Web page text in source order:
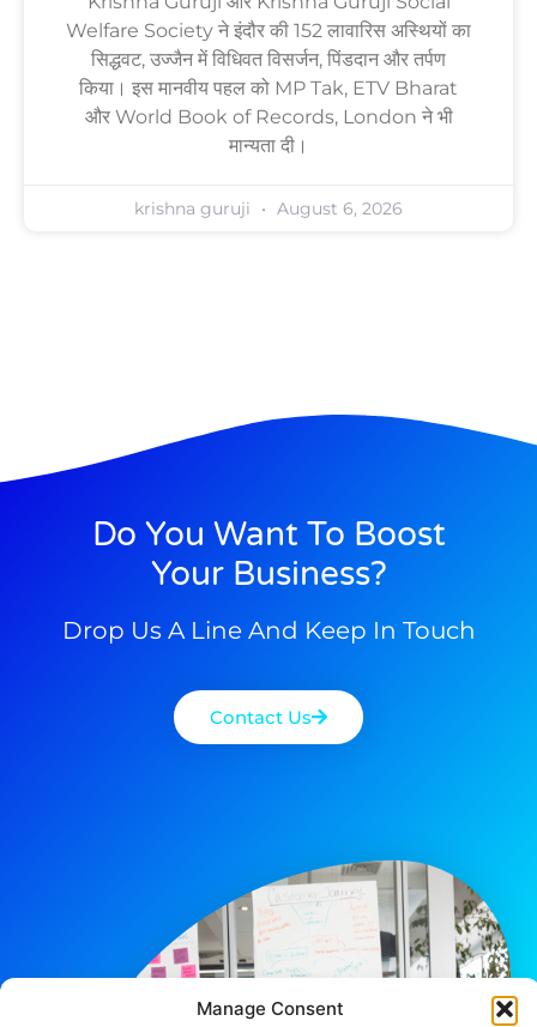
Manage Consent
Welfare Society ने इंदौर की 152 लावारिस अस्थियों का
सिद्धवट, उज्जैन में विधिवत विसर्जन, पिंडदान और तर्पण
किया। इस मानवीय पहल को MP Tak, ETV Bharat
और World Book of Records, London ने भी
मान्यता दी।
krishna guruji August 6, 2026
Do You Want To Boost
Your Business?
Drop Us A Line And Keep In Touch
Contact Us